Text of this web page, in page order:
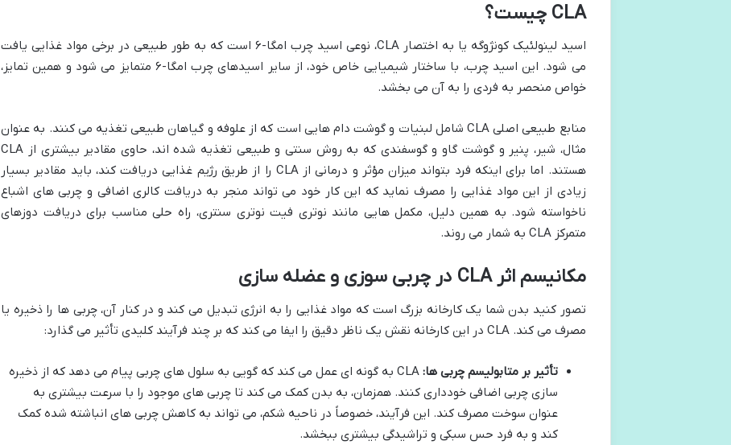
CLA چیست؟
اسید لینولئیک کونژوگه یا به اختصار CLA، نوعی اسید چرب امگا-۶ است که به طور طبیعی در برخی مواد غذایی یافت
می شود. این اسید چرب، با ساختار شیمیایی خاص خود، از سایر اسیدهای چرب امگا-۶ متمایز می شود و همین تمایز،
خواص منحصر به فردی را به آن می بخشد.
منابع طبیعی اصلی CLA شامل لبنیات و گوشت دام هایی است که از علوفه و گیاهان طبیعی تغذیه می کنند. به عنوان
مثال، شیر، پنیر و گوشت گاو و گوسفندی که به روش سنتی و طبیعی تغذیه شده اند، حاوی مقادیر بیشتری از CLA
هستند. اما برای اینکه فرد بتواند میزان مؤثر و درمانی از CLA را از طریق رژیم غذایی دریافت کند، باید مقادیر بسیار
زیادی از این مواد غذایی را مصرف نماید که این کار خود می تواند منجر به دریافت کالری اضافی و چربی های اشباع
ناخواسته شود. به همین دلیل، مکمل هایی مانند نوتری فیت نوتری سنتری، راه حلی مناسب برای دریافت دوزهای
متمرکز CLA به شمار می روند.
مکانیسم اثر CLA در چربی سوزی و عضله سازی
تصور کنید بدن شما یک کارخانه بزرگ است که مواد غذایی را به انرژی تبدیل می کند و در کنار آن، چربی ها را ذخیره یا
مصرف می کند. CLA در این کارخانه نقش یک ناظر دقیق را ایفا می کند که بر چند فرآیند کلیدی تأثیر می گذارد:
تأثیر بر متابولیسم چربی ها:
CLA به گونه ای عمل می کند که گویی به سلول های چربی پیام می دهد که از ذخیره
سازی چربی اضافی خودداری کنند. همزمان، به بدن کمک می کند تا چربی های موجود را با سرعت بیشتری به
عنوان سوخت مصرف کند. این فرآیند، خصوصاً در ناحیه شکم، می تواند به کاهش چربی های انباشته شده کمک
کند و به فرد حس سبکی و تراشیدگی بیشتری ببخشد.